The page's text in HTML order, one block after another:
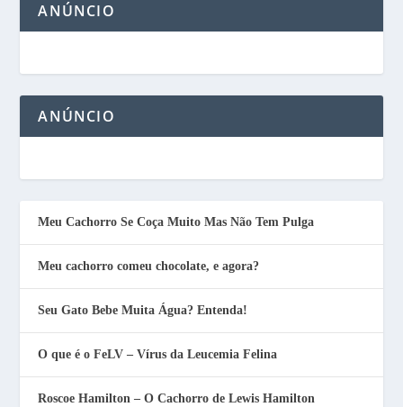
ANÚNCIO
ANÚNCIO
Meu Cachorro Se Coça Muito Mas Não Tem Pulga
Meu cachorro comeu chocolate, e agora?
Seu Gato Bebe Muita Água? Entenda!
O que é o FeLV – Vírus da Leucemia Felina
Roscoe Hamilton – O Cachorro de Lewis Hamilton